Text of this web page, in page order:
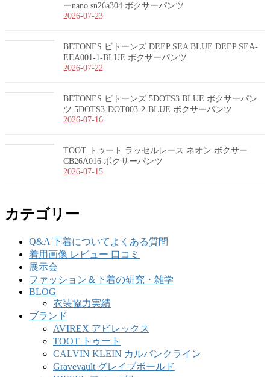
ーnano sn26a304 ボクサーパンツ
2026-07-23
BETONES ビトーンズ DEEP SEA BLUE DEEP SEA-
EEA001-1-BLUE ボクサーパンツ
2026-07-22
BETONES ビトーンズ 5DOTS3 BLUE ボクサーパン
ツ 5DOTS3-DOT003-2-BLUE ボクサーパンツ
2026-07-16
TOOT トゥート ラッセルレース ネオン ボクサー
CB26A016 ボクサーパンツ
2026-07-15
カテゴリー
Q&A 下着についてよくある質問
着用画像 レビュー 口コミ
展示会
ファッション＆下着の研究・雑学
BLOG
衣装協力実績
ブランド
AVIREX アビレックス
TOOT トゥート
CALVIN KLEIN カルバンクライン
Gravevault グレイブボールド